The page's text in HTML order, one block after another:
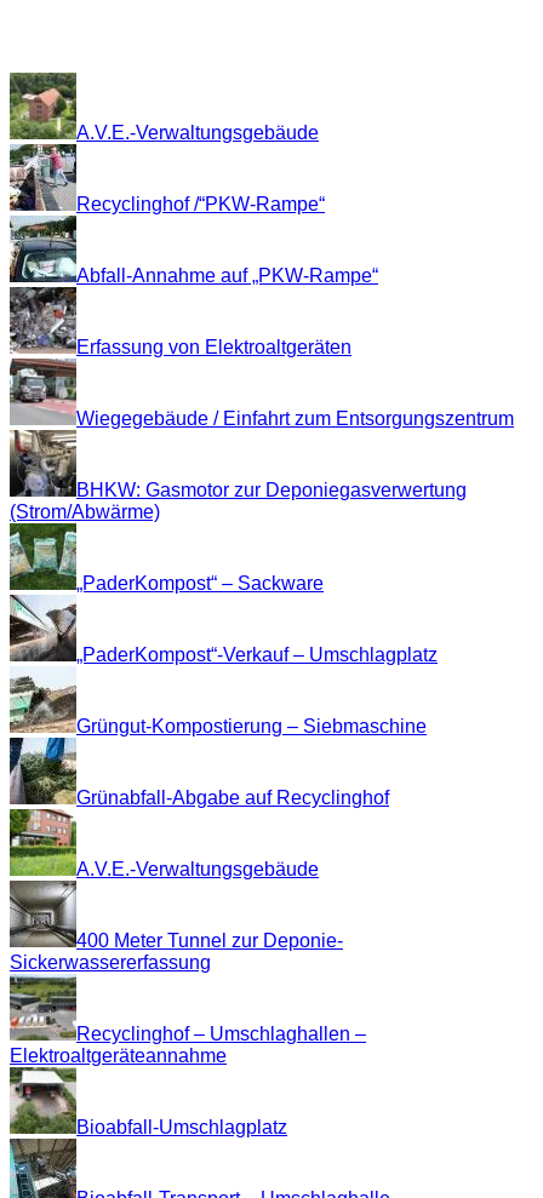
A.V.E.-Verwaltungsgebäude
Recyclinghof /“PKW-Rampe“
Abfall-Annahme auf „PKW-Rampe“
Erfassung von Elektroaltgeräten
Wiegegebäude / Einfahrt zum Entsorgungszentrum
BHKW: Gasmotor zur Deponiegasverwertung
(Strom/Abwärme)
„PaderKompost“ – Sackware
„PaderKompost“-Verkauf – Umschlagplatz
Grüngut-Kompostierung – Siebmaschine
Grünabfall-Abgabe auf Recyclinghof
A.V.E.-Verwaltungsgebäude
400 Meter Tunnel zur Deponie-
Sickerwassererfassung
Recyclinghof – Umschlaghallen –
Elektroaltgeräteannahme
Bioabfall-Umschlagplatz